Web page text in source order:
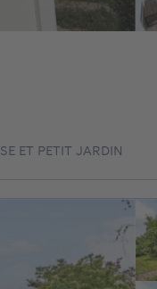
ET PETIT JARDIN